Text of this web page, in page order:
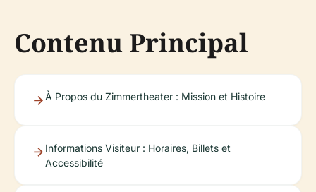
Contenu Principal
À Propos du Zimmertheater : Mission et Histoire
Informations Visiteur : Horaires, Billets et
Accessibilité